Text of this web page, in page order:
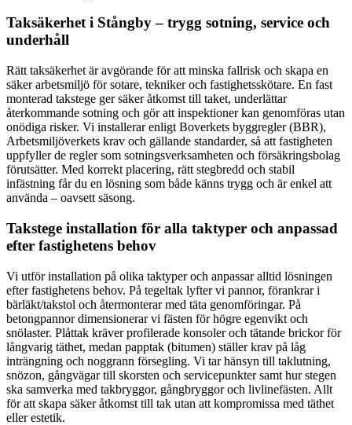
Taksäkerhet i Stångby – trygg sotning, service och
underhåll
Rätt taksäkerhet är avgörande för att minska fallrisk och skapa en
säker arbetsmiljö för sotare, tekniker och fastighetsskötare. En fast
monterad takstege ger säker åtkomst till taket, underlättar
återkommande sotning och gör att inspektioner kan genomföras utan
onödiga risker. Vi installerar enligt Boverkets byggregler (BBR),
Arbetsmiljöverkets krav och gällande standarder, så att fastigheten
uppfyller de regler som sotningsverksamheten och försäkringsbolag
förutsätter. Med korrekt placering, rätt stegbredd och stabil
infästning får du en lösning som både känns trygg och är enkel att
använda – oavsett säsong.
Takstege installation för alla taktyper och anpassad
efter fastighetens behov
Vi utför installation på olika taktyper och anpassar alltid lösningen
efter fastighetens behov. På tegeltak lyfter vi pannor, förankrar i
bärläkt/takstol och återmonterar med täta genomföringar. På
betongpannor dimensionerar vi fästen för högre egenvikt och
snölaster. Plåttak kräver profilerade konsoler och tätande brickor för
långvarig täthet, medan papptak (bitumen) ställer krav på låg
inträngning och noggrann försegling. Vi tar hänsyn till taklutning,
snözon, gångvägar till skorsten och servicepunkter samt hur stegen
ska samverka med takbryggor, gångbryggor och livlinefästen. Allt
för att skapa säker åtkomst till tak utan att kompromissa med täthet
eller estetik.